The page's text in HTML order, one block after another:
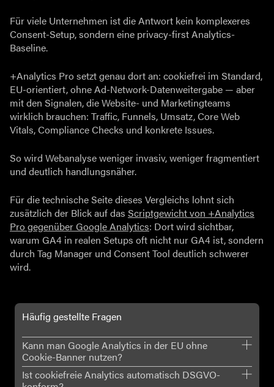
Für viele Unternehmen ist die Antwort kein komplexeres
Consent-Setup, sondern eine privacy-first Analytics-
Baseline.
+Analytics Pro setzt genau dort an: cookiefrei im Standard,
EU-orientiert, ohne Ad-Network-Datenweitergabe — aber
mit den Signalen, die Website- und Marketingteams
wirklich brauchen: Traffic, Funnels, Umsatz, Core Web
Vitals, Compliance Checks und konkrete Issues.
So wird Webanalyse weniger invasiv, weniger fragmentiert
und deutlich handlungsnäher.
Für die technische Seite dieses Vergleichs lohnt sich
zusätzlich der Blick auf das Scriptgewicht von +Analytics
Pro gegenüber Google Analytics: Dort wird sichtbar,
warum GA4 in realen Setups oft nicht nur GA4 ist, sondern
durch Tag Manager und Consent Tool deutlich schwerer
wird.
Häufig gestellte Fragen
Kann man Google Analytics in der EU ohne
Cookie-Banner nutzen?
In vielen realen Setups ist das schwierig. Google
Ist cookiefreie Analytics automatisch DSGVO-